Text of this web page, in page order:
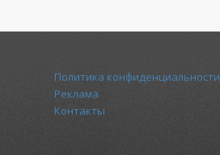
Политика конфиденциальности
Реклама
Контакты